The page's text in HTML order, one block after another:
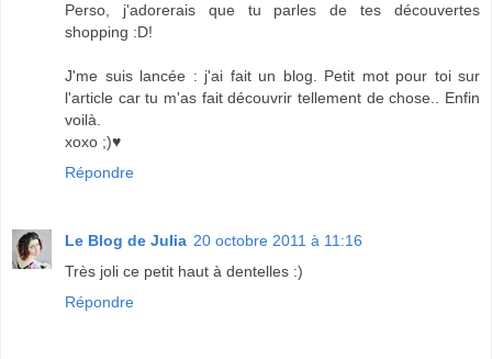
Perso, j'adorerais que tu parles de tes découvertes
shopping :D!
J'me suis lancée : j'ai fait un blog. Petit mot pour toi sur
l'article car tu m'as fait découvrir tellement de chose.. Enfin
voilà.
xoxo ;)♥
Répondre
Le Blog de Julia 20 octobre 2011 à 11:16
Très joli ce petit haut à dentelles :)
Répondre